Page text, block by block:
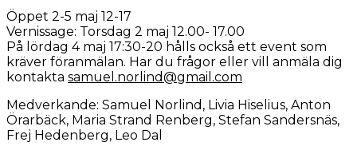
Öppet 2-5 maj 12-17
Vernissage: Torsdag 2 maj 12.00- 17.00
På lördag 4 maj 17:30-20 hålls också ett event som
kräver föranmälan. Har du frågor eller vill anmäla dig
kontakta samuel.norlind@gmail.com
Medverkande: Samuel Norlind, Livia Hiselius, Anton
Örarbäck, Maria Strand Renberg, Stefan Sandersnäs,
Frej Hedenberg, Leo Dal